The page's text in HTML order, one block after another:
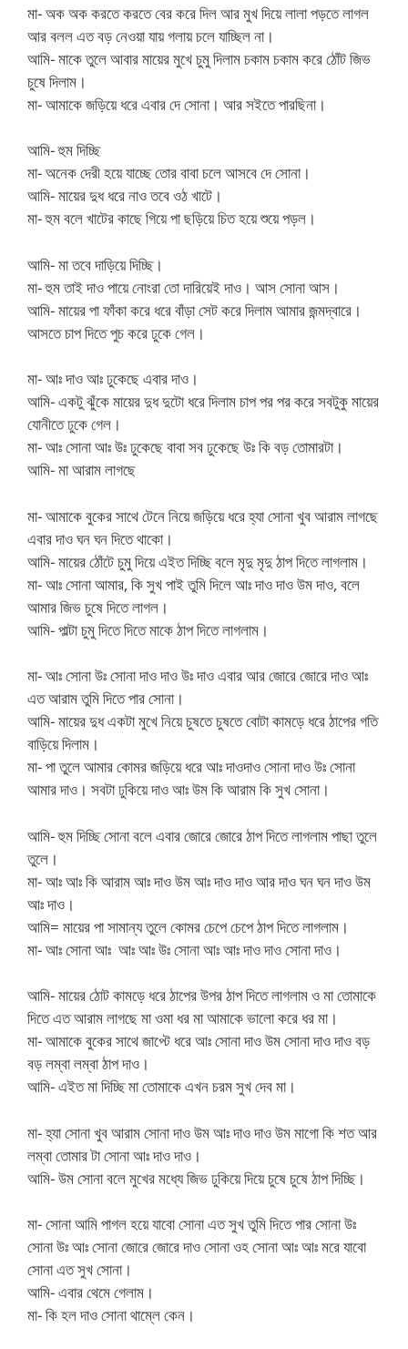
মা- অক অক করতে করতে বের করে দিল আর মুখ দিয়ে লালা পড়তে লাগল
আর বলল এত বড় নেওয়া যায় গলায় চলে যাচ্ছিল না।
আমি- মাকে তুলে আবার মায়ের মুখে চুমু দিলাম চকাম চকাম করে ঠোঁট জিভ
চুষে দিলাম।
মা- আমাকে জড়িয়ে ধরে এবার দে সোনা। আর সইতে পারছিনা।
আমি- হুম দিচ্ছি
মা- অনেক দেরী হয়ে যাচ্ছে তোর বাবা চলে আসবে দে সোনা।
আমি- মায়ের দুধ ধরে নাও তবে ওঠ খাটে।
মা- হুম বলে খাটের কাছে গিয়ে পা ছড়িয়ে চিত হয়ে শুয়ে পড়ল।
আমি- মা তবে দাড়িয়ে দিচ্ছি।
মা- হুম তাই দাও পায়ে নোংরা তো দারিয়েই দাও। আস সোনা আস।
আমি- মায়ের পা ফাঁকা করে ধরে বাঁড়া সেট করে দিলাম আমার জন্মদ্বারে।
আসতে চাপ দিতে পুচ করে ঢুকে গেল।
মা- আঃ দাও আঃ ঢুকেছে এবার দাও।
আমি- একটু ঝুঁকে মায়ের দুধ দুটো ধরে দিলাম চাপ পর পর করে সবটুকু মায়ের
যোনীতে ঢুকে গেল।
মা- আঃ সোনা আঃ উঃ ঢুকেছে বাবা সব ঢুকেছে উঃ কি বড় তোমারটা।
আমি- মা আরাম লাগছে
মা- আমাকে বুকের সাথে টেনে নিয়ে জড়িয়ে ধরে হ্যা সোনা খুব আরাম লাগছে
এবার দাও ঘন ঘন দিতে থাকো।
আমি- মায়ের ঠোঁটে চুমু দিয়ে এইত দিচ্ছি বলে মৃদু মৃদু ঠাপ দিতে লাগলাম।
মা- আঃ সোনা আমার, কি সুখ পাই তুমি দিলে আঃ দাও দাও উম দাও, বলে
আমার জিভ চুষে দিতে লাগল।
আমি- পাল্টা চুমু দিতে দিতে মাকে ঠাপ দিতে লাগলাম।
মা- আঃ সোনা উঃ সোনা দাও দাও উঃ দাও এবার আর জোরে জোরে দাও আঃ
এত আরাম তুমি দিতে পার সোনা।
আমি- মায়ের দুধ একটা মুখে নিয়ে চুষতে চুষতে বোটা কামড়ে ধরে ঠাপের গতি
বাড়িয়ে দিলাম।
মা- পা তুলে আমার কোমর জড়িয়ে ধরে আঃ দাওদাও সোনা দাও উঃ সোনা
আমার দাও। সবটা ঢুকিয়ে দাও আঃ উম কি আরাম কি সুখ সোনা।
আমি- হুম দিচ্ছি সোনা বলে এবার জোরে জোরে ঠাপ দিতে লাগলাম পাছা তুলে
তুলে।
মা- আঃ আঃ কি আরাম আঃ দাও উম আঃ দাও দাও আর দাও ঘন ঘন দাও উম
আঃ দাও।
আমি= মায়ের পা সামান্য তুলে কোমর চেপে চেপে ঠাপ দিতে লাগলাম।
মা- আঃ সোনা আঃ আঃ আঃ উঃ সোনা আঃ আঃ দাও দাও সোনা দাও।
আমি- মায়ের ঠোট কামড়ে ধরে ঠাপের উপর ঠাপ দিতে লাগলাম ও মা তোমাকে
দিতে এত আরাম লাগছে মা ওমা ধর মা আমাকে ভালো করে ধর মা।
মা- আমাকে বুকের সাথে জাপ্টে ধরে আঃ সোনা দাও উম সোনা দাও দাও বড়
বড় লম্বা লম্বা ঠাপ দাও।
আমি- এইত মা দিচ্ছি মা তোমাকে এখন চরম সুখ দেব মা।
মা- হ্যা সোনা খুব আরাম সোনা দাও উম আঃ দাও দাও উম মাগো কি শত আর
লম্বা তোমার টা সোনা আঃ দাও দাও।
আমি- উম সোনা বলে মুখের মধ্যে জিভ ঢুকিয়ে দিয়ে চুষে চুষে ঠাপ দিচ্ছি।
মা- সোনা আমি পাগল হয়ে যাবো সোনা এত সুখ তুমি দিতে পার সোনা উঃ
সোনা উঃ আঃ সোনা জোরে জোরে দাও সোনা ওহ সোনা আঃ আঃ মরে যাবো
সোনা এত সুখ সোনা।
আমি- এবার থেমে গেলাম।
মা- কি হল দাও সোনা থাম্লে কেন।